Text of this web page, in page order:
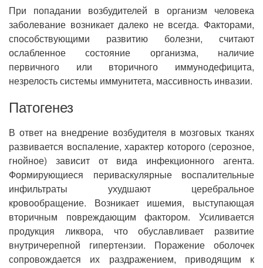
При попадании возбудителей в организм человека
заболевание возникает далеко не всегда. Факторами,
способствующими развитию болезни, считают
ослабленное состояние организма, наличие
первичного или вторичного иммунодефицита,
незрелость системы иммунитета, массивность инвазии.
Патогенез
В ответ на внедрение возбудителя в мозговых тканях
развивается воспаление, характер которого (серозное,
гнойное) зависит от вида инфекционного агента.
Формирующиеся периваскулярные воспалительные
инфильтраты ухудшают церебральное
кровообращение. Возникает ишемия, выступающая
вторичным повреждающим фактором. Усиливается
продукция ликвора, что обуславливает развитие
внутричерепной гипертензии. Поражение оболочек
сопровождается их раздражением, приводящим к